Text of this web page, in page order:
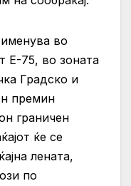
во
Е-75, во зоната
Градско и
премин
граничен
ќе се
лената,
по